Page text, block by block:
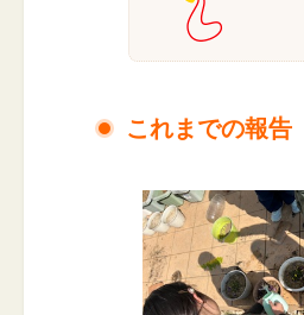
これまでの報告